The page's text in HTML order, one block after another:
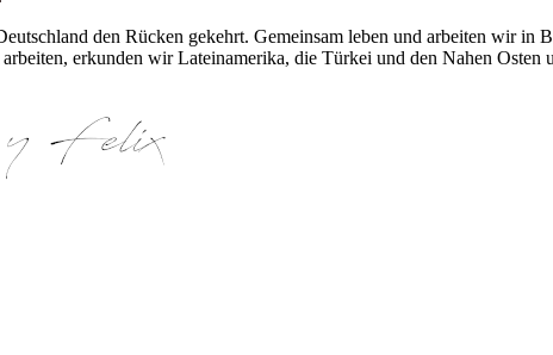
den Rücken gekehrt. Gemeinsam leben und arbeiten wir
erkunden wir Lateinamerika, die Türkei und den Nahen Osten